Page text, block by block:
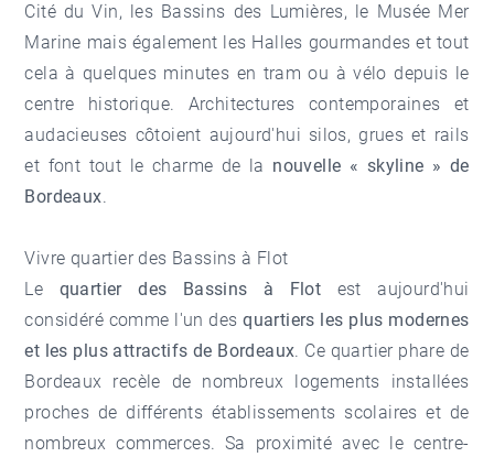
Cité du Vin, les Bassins des Lumières, le Musée Mer
Marine mais également les Halles gourmandes et tout
cela à quelques minutes en tram ou à vélo depuis le
centre historique. Architectures contemporaines et
audacieuses côtoient aujourd'hui silos, grues et rails
et font tout le charme de la nouvelle « skyline » de
Bordeaux.
Vivre quartier des Bassins à Flot
Le quartier des Bassins à Flot est aujourd'hui
considéré comme l'un desquartiers les plus modernes
et les plus attractifs de Bordeaux. Ce quartier phare de
Bordeaux recèle de nombreux logements installées
proches de différents établissements scolaires et de
nombreux commerces. Sa proximité avec le centre-